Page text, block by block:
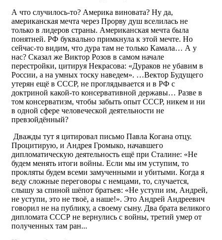
А что случилось-то? Америка виновата? Ну да,
американская мечта через Прорву душ вселилась не
только в лидеров страны. Американская мечта была
понятней. РФ буквально примкнула к этой мечте. Но
сейчас-то видим, что дура там не только Камала… А у
нас? Сказал же Виктор Розов в самом начале
перестройки, цитируя Некрасова: «Дураков не убавим в
России, а на умных тоску наведем». …Вектор Будущего
утерян ещё в СССР, не проглядывается и в РФ с
доктриной какой-то консервативной державы… Разве в
том консерватизм, чтобы забыть опыт СССР, никем и ни
в одной сфере человеческой деятельности не
превзойдённый?
Дважды тут я цитировал письмо Павла Когана отцу.
Процитирую, и Андрея Громыко, начавшего
дипломатическую деятельность ещё при Сталине: «Не
будем менять итоги войны. Если мы им уступим, то
прокляты будем всеми замученными и убитыми. Когда я
веду сложные переговоры с немцами, то, случается,
слышу за спиной шёпот братьев: «Не уступи им, Андрей,
не уступи, это не твоё, а наше!». Это Андрей Андреевич
говорил не на публику, а своему сыну. Два брата великого
дипломата СССР не вернулись с войны, третий умер от
полученных там ран...